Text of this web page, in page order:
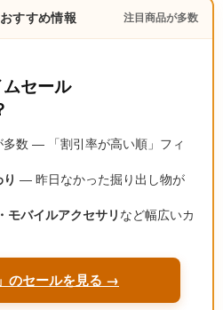
すすめ情報 注目商品が多数
ムセール
多数 ― 「割引率が高い順」フィ
― 昨日なかった掘り出し物が
モバイルアクセサリ など幅広いカ
のセールを見る →